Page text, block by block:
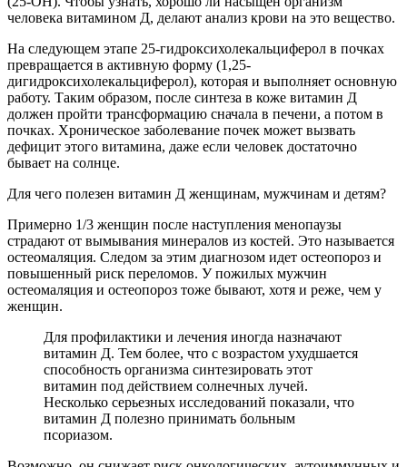
человека витамином Д, делают анализ крови на это вещество.
На следующем этапе 25-гидроксихолекальциферол в почках
превращается в активную форму (1,25-
дигидроксихолекальциферол), которая и выполняет основную
работу. Таким образом, после синтеза в коже витамин Д
должен пройти трансформацию сначала в печени, а потом в
почках. Хроническое заболевание почек может вызвать
дефицит этого витамина, даже если человек достаточно
бывает на солнце.
Для чего полезен витамин Д женщинам, мужчинам и детям?
Примерно 1/3 женщин после наступления менопаузы
страдают от вымывания минералов из костей. Это называется
остеомаляция. Следом за этим диагнозом идет остеопороз и
повышенный риск переломов. У пожилых мужчин
остеомаляция и остеопороз тоже бывают, хотя и реже, чем у
женщин.
Для профилактики и лечения иногда назначают
витамин Д. Тем более, что с возрастом ухудшается
способность организма синтезировать этот
витамин под действием солнечных лучей.
Несколько серьезных исследований показали, что
витамин Д полезно принимать больным
псориазом.